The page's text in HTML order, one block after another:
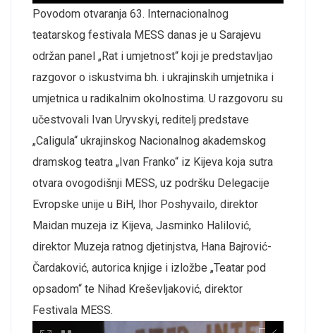
Povodom otvaranja 63. Internacionalnog
teatarskog festivala MESS danas je u Sarajevu
održan panel „Rat i umjetnost“ koji je predstavljao
razgovor o iskustvima bh. i ukrajinskih umjetnika i
umjetnica u radikalnim okolnostima. U razgovoru su
učestvovali Ivan Uryvskyi, reditelj predstave
„Caligula“ ukrajinskog Nacionalnog akademskog
dramskog teatra „Ivan Franko“ iz Kijeva koja sutra
otvara ovogodišnji MESS, uz podršku Delegacije
Evropske unije u BiH, Ihor Poshyvailo, direktor
Maidan muzeja iz Kijeva, Jasminko Halilović,
direktor Muzeja ratnog djetinjstva, Hana Bajrović-
Čardaković, autorica knjige i izložbe „Teatar pod
opsadom“ te Nihad Kreševljaković, direktor
Festivala MESS.